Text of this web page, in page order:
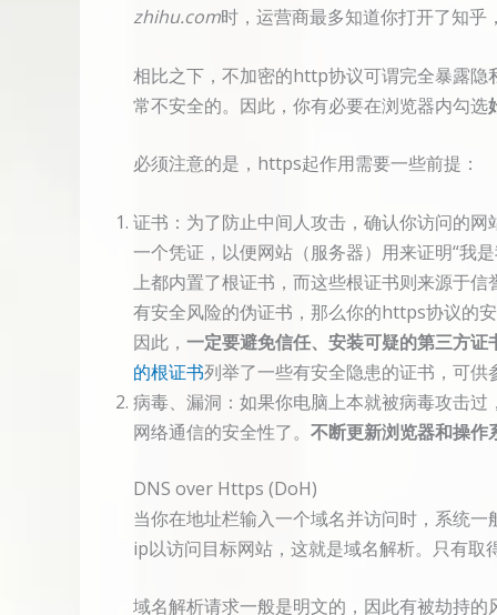
zhihu.com时，运营商最多知道你打开了知
相比之下，不加密的http协议可谓完全暴露
常不安全的。因此，你有必要在浏览器内勾选
必须注意的是，https起作用需要一些前提：
证书：为了防止中间人攻击，确认你访问的
一个凭证，以便网站（服务器）用来证明“我
上都内置了根证书，而这些根证书则来源于
有安全风险的伪证书，那么你的https协议的
因此， 一定要避免信任、安装可疑的第三方
的根证书列举了一些有安全隐患的证书，可供
病毒、漏洞：如果你电脑上本就被病毒攻击
网络通信的安全性了。 不断更新浏览器和操作
DNS over Https (DoH)
当你在地址栏输入一个域名并访问时，系统
ip以访问目标网站，这就是域名解析。只有
域名解析请求一般是明文的，因此有被劫持